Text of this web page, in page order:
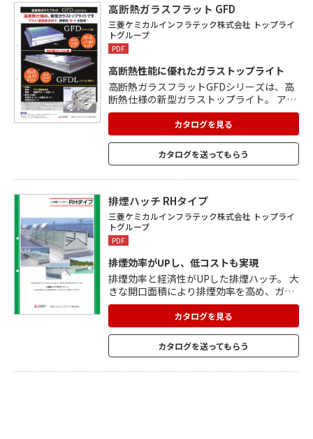
を求められる施設に最適です。 耐久性にも
優れており、様々な建築物に 採用いただい
ています。
高断熱ガラスフラット GFD
三菱ケミカルインフラテック株式会社 トップライ
トグループ
PDF
高断熱性能に優れたガラストップライト
高断熱ガラスフラットGFDシリーズは、高
断熱仕様の新型ガラストップライト。 アル
ミ・樹脂複合枠で、高い断熱性能を発揮。
使用屋外側には耐久性に優れたアルミ形材
を使用し、室内側には熱伝導率がアルミの
約1/1000の樹脂形材を使用。 面材は、複層
ガラス+中空シート(ポリカーボネート樹脂)
っき鋼板を用いることで、耐火性能にも優
れています。
カタログを見る
カタログを送ってもらう
排煙ハッチ RHタイプ
三菱ケミカルインフラテック株式会社 トップライ
トグループ
PDF
排煙効率がUPし、低コストも実現
排煙効率と経済性がUPした排煙ハッチ。 大
きな開口面積により排煙効率を高め、ガラ
スタイプは採光にも優れています。 開閉の
操作方法は手動オペレーターで、ガスステ
ーによる両開き・片開きができます。 オプ
ションの特殊な連結用ジョイント金具を使
えば、短辺連結・長辺連結仕様が可能。 ホ
カタログを見る
カタログを送ってもらう